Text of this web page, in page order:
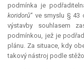
podmínka je
koridorů“ ve smyslu § 43
výstavby souhlasem
podmínkou, jež je
plánu. Za situace, kdy
takový nástroj podle